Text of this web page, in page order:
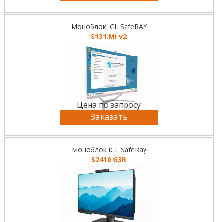
Моноблок ICL SafeRAY
S131.Mi v2
Цена по запросу
Заказать
Моноблок ICL SafeRay
S2410 G3R